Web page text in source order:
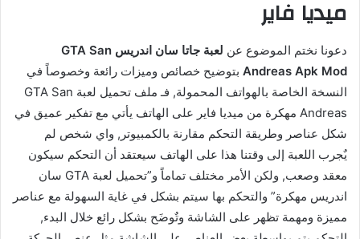
ميديا فاير
دعونا نختم الموضوع عن
لعبة جاتا سان اندريس GTA San
Andreas Apk Mod بتوضيح خصائص وميزات رائعة وخصوصاً في
النسخة الخاصة بالهواتف المحمولة, فـ ملف تحميل لعبة GTA San
Andreas مهكرة من ميديا فاير على الهاتف يأتي مع تفكير عميق في
شكل عناصر وطريقة التحكم مقارنة بالكمبيوتر, واي شخص لم
يٌجرب اللعبة إلى وقتنا هذا على الهاتف سيعتقد أن التحكم سيكون
معقد وصعب, ولكن الأمر مختلف تماماً و”تحميل لعبة GTA سان
اندريس مهكرة” والتحكم بها سيتم بشكل في غاية السهولة مع عناصر
مميزة ومهمة تظهر على الشاشة وتٌوضَح بشكل رائع خلال البدء,